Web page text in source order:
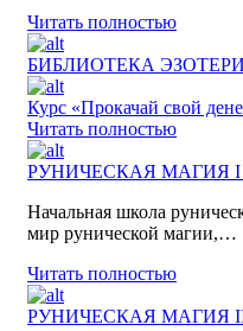
Читать полностью
БИБЛИОТЕКА
Курс «Прокачай свой
Читать полностью
РУНИЧЕСКАЯ МАГИЯ
Начальная школа
мир рунической магии,…
Читать полностью
РУНИЧЕСКАЯ МАГИЯ